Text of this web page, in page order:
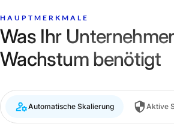
HAUPTMERKMALE
Was Ihr
Wachstum benötigt
Automatische Skalierung Aktive